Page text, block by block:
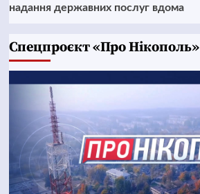
надання державних послуг вдома
Cпецпроєкт «Про Нікополь»